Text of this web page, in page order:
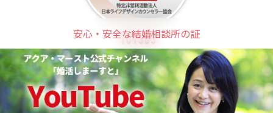
安心・安全な結婚相談所の証